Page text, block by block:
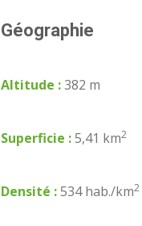
Géographie
Altitude :382 m
Superficie :5,41 km2
Densité :534 hab./km2